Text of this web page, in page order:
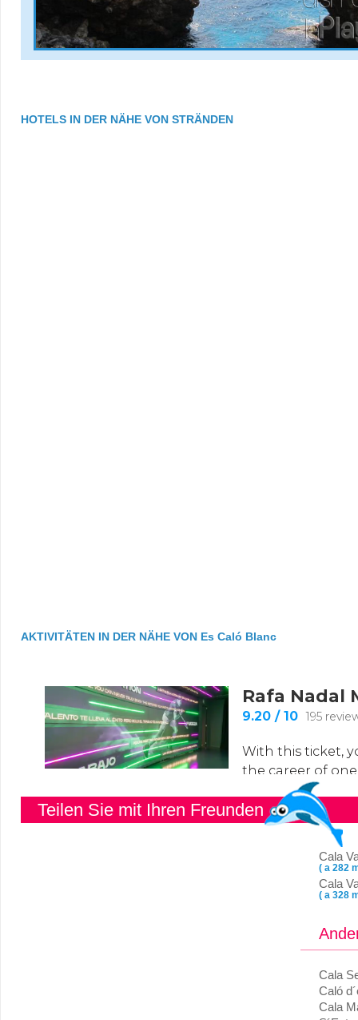
HOTELS IN DER NÄHE VON STRÄNDEN
AKTIVITÄTEN IN DER NÄHE VON Es Caló Blanc
Teilen Sie mit Ihren Freunden
Cala
( a 282
Cala
( a 328
Cala
Caló
Cala